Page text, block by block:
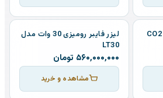
لیزر فایبر رومیزی 30 وات مدل
LT30
۵۶۰٬۰۰۰٬۰۰۰ تومان
مشاهده و خرید